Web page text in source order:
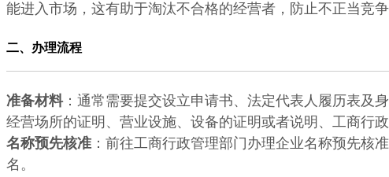
能进入市场，这有助于淘汰不合格的经营者，防止不正当竞
二、办理流程
准备材料：通常需要提交设立申请书、法定代表人履历表及
经营场所的证明、营业设施、设备的证明或者说明、工商行
名称预先核准 ：前往工商行政管理部门办理企业名称预先核
名。